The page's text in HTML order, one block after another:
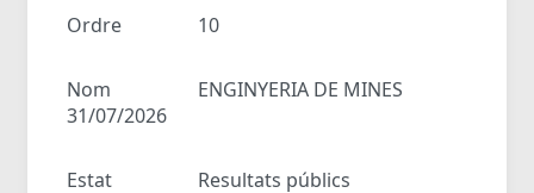
Ordre 10
Nom
ENGINYERIA DE MINES
31/07/2026
Estat Resultats públics